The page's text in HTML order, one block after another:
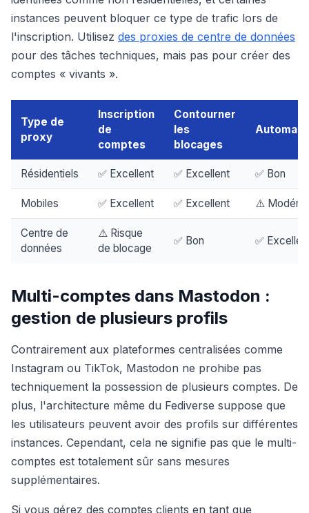
instances peuvent bloquer ce type de trafic lors de
l'inscription. Utilisez des proxies de centre de données
pour des tâches techniques, mais pas pour créer des
comptes « vivants ».
Type de
proxy
Inscription
de
comptes
Contourner
les
blocages
Résidentiels ✅ Excellent ✅ Excellent ✅ Bon
Mobiles ✅ Excellent ✅ Excellent ⚠️ Modéré
Centre de
données
⚠️ Risque
de blocage
✅ Bon ✅
Multi-comptes dans Mastodon :
gestion de plusieurs profils
Contrairement aux plateformes centralisées comme
Instagram ou TikTok, Mastodon ne prohibe pas
techniquement la possession de plusieurs comptes. De
plus, l'architecture même du Fediverse suppose que
les utilisateurs peuvent avoir des profils sur différentes
instances. Cependant, cela ne signifie pas que le multi-
comptes est totalement sûr sans mesures
supplémentaires.
Si vous gérez des comptes clients en tant que